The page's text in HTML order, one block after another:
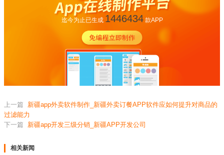
迄今为止已生成 1446434款APP
上一篇
新疆app外卖软件制作_新疆外卖订餐APP软件应如何提升对商品的
过滤能力
下一篇
新疆app开发三级分销_新疆APP开发公司
相关新闻